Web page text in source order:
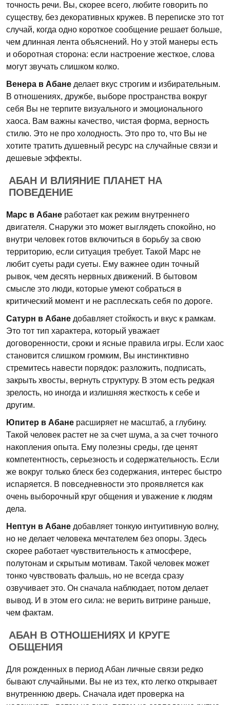
точность речи. Вы, скорее всего, любите говорить по
существу, без декоративных кружев. В переписке это тот
случай, когда одно короткое сообщение решает больше,
чем длинная лента объяснений. Но у этой манеры есть
и оборотная сторона: если настроение жесткое, слова
могут звучать слишком колко.
Венера в Абане делает вкус строгим и избирательным.
В отношениях, дружбе, выборе пространства вокруг
себя Вы не терпите визуального и эмоционального
хаоса. Вам важны качество, чистая форма, верность
стилю. Это не про холодность. Это про то, что Вы не
хотите тратить душевный ресурс на случайные связи и
дешевые эффекты.
АБАН И ВЛИЯНИЕ ПЛАНЕТ НА
ПОВЕДЕНИЕ
Марс в Абане работает как режим внутреннего
двигателя. Снаружи это может выглядеть спокойно, но
внутри человек готов включиться в борьбу за свою
территорию, если ситуация требует. Такой Марс не
любит суеты ради суеты. Ему важнее один точный
рывок, чем десять нервных движений. В бытовом
смысле это люди, которые умеют собраться в
критический момент и не расплескать себя по дороге.
Сатурн в Абане добавляет стойкость и вкус к рамкам.
Это тот тип характера, который уважает
договоренности, сроки и ясные правила игры. Если хаос
становится слишком громким, Вы инстинктивно
стремитесь навести порядок: разложить, подписать,
закрыть хвосты, вернуть структуру. В этом есть редкая
зрелость, но иногда и излишняя жесткость к себе и
другим.
Юпитер в Абане расширяет не масштаб, а глубину.
Такой человек растет не за счет шума, а за счет точного
накопления опыта. Ему полезны среды, где ценят
компетентность, серьезность и содержательность. Если
же вокруг только блеск без содержания, интерес быстро
испаряется. В повседневности это проявляется как
очень выборочный круг общения и уважение к людям
дела.
Нептун в Абане добавляет тонкую интуитивную волну,
но не делает человека мечтателем без опоры. Здесь
скорее работает чувствительность к атмосфере,
полутонам и скрытым мотивам. Такой человек может
тонко чувствовать фальшь, но не всегда сразу
озвучивает это. Он сначала наблюдает, потом делает
вывод. И в этом его сила: не верить витрине раньше,
чем фактам.
АБАН В ОТНОШЕНИЯХ И КРУГЕ
ОБЩЕНИЯ
Для рожденных в период Абан личные связи редко
бывают случайными. Вы не из тех, кто легко открывает
внутреннюю дверь. Сначала идет проверка на